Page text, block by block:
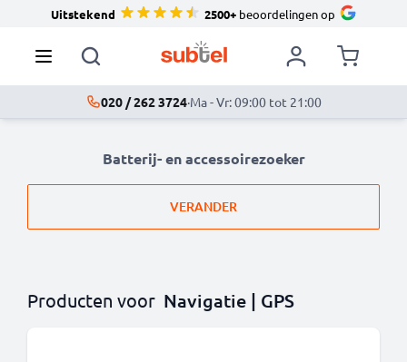
Uitstekend 2500+beoordelingen op
020 / 262 3724·Ma - Vr: 09:00 tot 21:00
Batterij- en accessoirezoeker
VERANDER
Producten voor Navigatie | GPS